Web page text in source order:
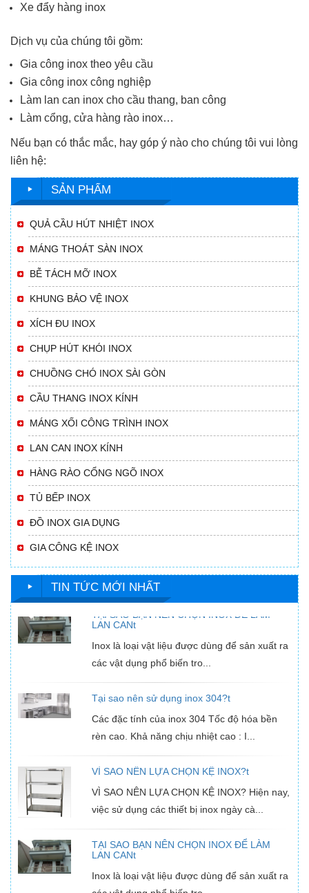
Xe đẩy hàng inox
Dịch vụ của chúng tôi gồm:
Gia công inox theo yêu cầu
Gia công inox công nghiệp
Làm lan can inox cho cầu thang, ban công
Làm cổng, cửa hàng rào inox…
Nếu bạn có thắc mắc, hay góp ý nào cho chúng tôi vui lòng
liên hệ:
SẢN PHẨM
QUẢ CẦU HÚT NHIỆT INOX
MÁNG THOÁT SÀN INOX
BỄ TÁCH MỠ INOX
KHUNG BẢO VỆ INOX
XÍCH ĐU INOX
CHỤP HÚT KHÓI INOX
CHUỒNG CHÓ INOX SÀI GÒN
CẦU THANG INOX KÍNH
MÁNG XỐI CÔNG TRÌNH INOX
LAN CAN INOX KÍNH
HÀNG RÀO CỔNG NGÕ INOX
TỦ BẾP INOX
ĐỒ INOX GIA DỤNG
GIA CÔNG KỆ INOX
TIN TỨC MỚI NHẤT
VÌ SAO NÊN LỰA CHỌN KỆ INOX?t
việc sử dụng các thiết bị inox ngày cà...
LAN CANt
Inox là loại vật liệu được dùng để sản xuất ra
các vật dụng phổ biến tro...
Tại sao nên sử dụng inox 304?t
Các đặc tính của inox 304 Tốc độ hóa bền
rèn cao. Khả năng chịu nhiệt cao : I...
VÌ SAO NÊN LỰA CHỌN KỆ INOX?t
VÌ SAO NÊN LỰA CHỌN KỆ INOX? Hiện nay,
việc sử dụng các thiết bị inox ngày cà...
TẠI SAO BẠN NÊN CHỌN INOX ĐỂ LÀM
LAN CANt
Inox là loại vật liệu được dùng để sản xuất ra
các vật dụng phổ biến tro...